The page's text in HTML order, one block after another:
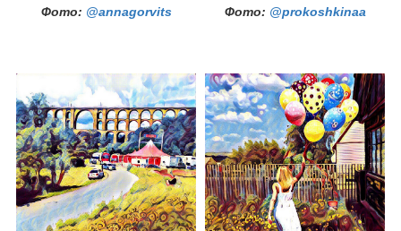
Фото: @annagorvits Фото: @prokoshkinaa